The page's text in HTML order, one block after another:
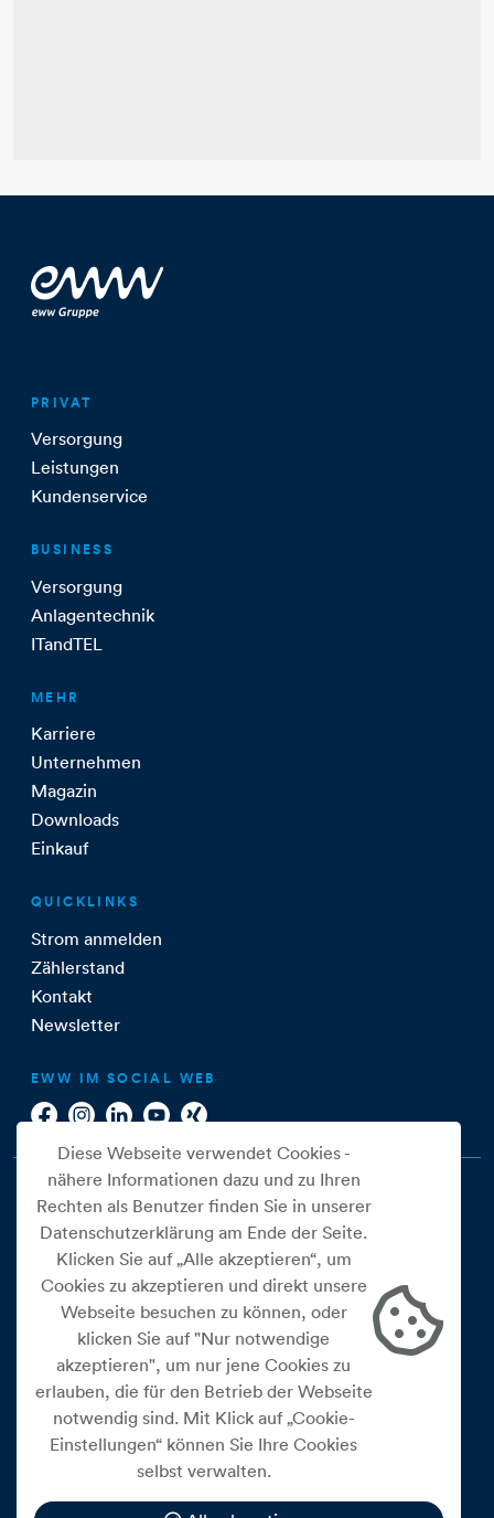
PRIVAT
Versorgung
Leistungen
Kundenservice
BUSINESS
Versorgung
Anlagentechnik
ITandTEL
MEHR
Karriere
Unternehmen
Magazin
Downloads
Einkauf
QUICKLINKS
Strom anmelden
Zählerstand
Kontakt
Newsletter
EWW IM SOCIAL WEB
Cookie Einstellungen
Datenschutz
Impressum
Widerrufsbelehrung
Medienfreiheitsgesetz
Diese Webseite verwendet Cookies -
nähere Informationen dazu und zu Ihren
Rechten als Benutzer finden Sie in unserer
Datenschutzerklärung am Ende der Seite.
Klicken Sie auf „Alle akzeptieren“, um
Cookies zu akzeptieren und direkt unsere
Webseite besuchen zu können, oder
klicken Sie auf "Nur notwendige
akzeptieren", um nur jene Cookies zu
erlauben, die für den Betrieb der Webseite
notwendig sind. Mit Klick auf „Cookie-
Einstellungen“ können Sie Ihre Cookies
selbst verwalten.